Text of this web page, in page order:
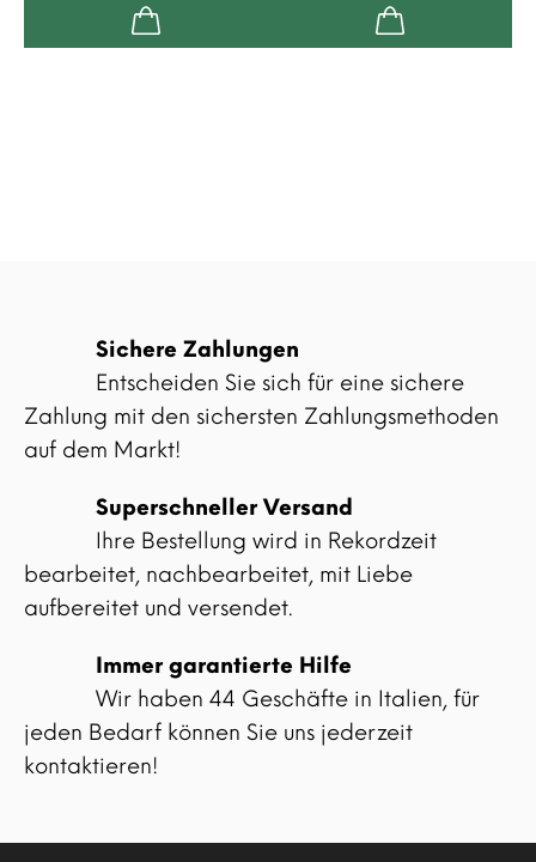
Sichere Zahlungen
Entscheiden Sie sich für eine sichere
Zahlung mit den sichersten Zahlungsmethoden
auf dem Markt!
Superschneller Versand
Ihre Bestellung wird in Rekordzeit
bearbeitet, nachbearbeitet, mit Liebe
aufbereitet und versendet.
Immer garantierte Hilfe
Wir haben 44 Geschäfte in Italien, für
jeden Bedarf können Sie uns jederzeit
kontaktieren!